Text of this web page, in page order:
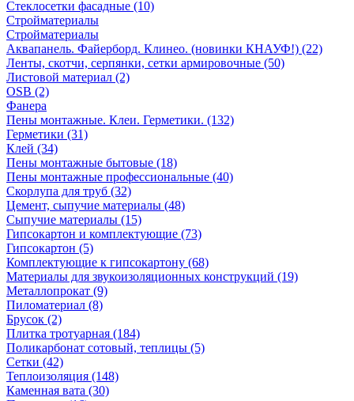
Стеклосетки фасадные (10)
Стройматериалы
Стройматериалы
Аквапанель. Файерборд. Клинео. (новинки КНАУФ!) (22)
Ленты, скотчи, серпянки, сетки армировочные (50)
Листовой материал (2)
OSB (2)
Фанера
Пены монтажные. Клеи. Герметики. (132)
Герметики (31)
Клей (34)
Пены монтажные бытовые (18)
Пены монтажные профессиональные (40)
Скорлупа для труб (32)
Цемент, сыпучие материалы (48)
Сыпучие материалы (15)
Гипсокартон и комплектующие (73)
Гипсокартон (5)
Комплектующие к гипсокартону (68)
Материалы для звукоизоляционных конструкций (19)
Металлопрокат (9)
Пиломатериал (8)
Брусок (2)
Плитка тротуарная (184)
Поликарбонат сотовый, теплицы (5)
Сетки (42)
Теплоизоляция (148)
Каменная вата (30)